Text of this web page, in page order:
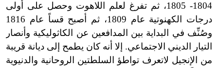
1804- 1805، ثم تفرغ لعلم اللاهوت وحصل على أولى
درجات الكهنوتية عام 1809، ثم أصبح قساً عام 1816
وصُنِّف في البداية بين المدافعين عن الكاثوليكية وأنصار
التيار الديني الاجتماعي. إلا أنه كان يطمح إلى ديانة قريبة
من الإنجيل لاتعرف تواطؤ السلطتين الروحانية والدنيوية